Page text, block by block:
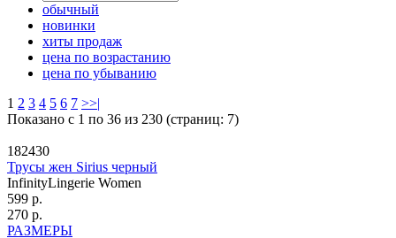
обычный
новинки
хиты продаж
цена по возрастанию
цена по убыванию
1 2 3 4 5 6 7 >>|
Показано с 1 по 36 из 230 (страниц: 7)
182430
Трусы жен Sirius черный
InfinityLingerie Women
599 р.
270 р.
РАЗМЕРЫ